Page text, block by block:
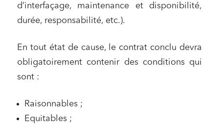
d’interfaçage, maintenance et disponibilité,
durée, responsabilité, etc.).
En tout état de cause, le contrat conclu devra
obligatoirement contenir des conditions qui
sont :
Raisonnables ;
Equitables ;